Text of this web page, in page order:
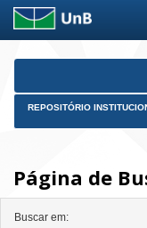
Skip
REPOSITÓRIO
Página de
Buscar em: